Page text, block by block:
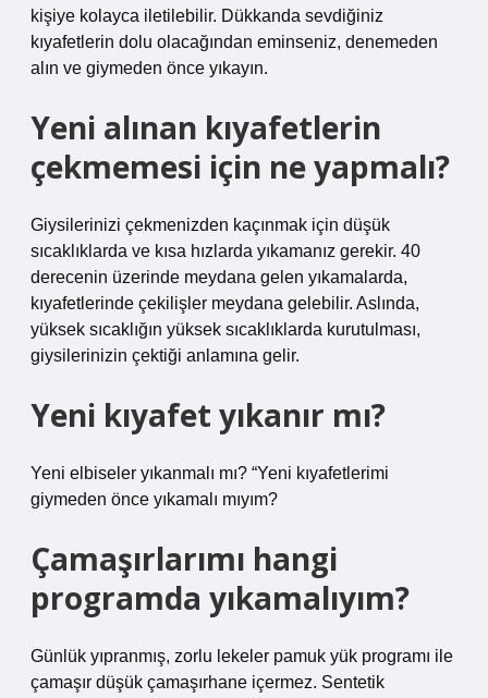
kişiye kolayca iletilebilir. Dükkanda sevdiğiniz
kıyafetlerin dolu olacağından eminseniz, denemeden
alın ve giymeden önce yıkayın.
Yeni alınan kıyafetlerin
çekmemesi için ne yapmalı?
Giysilerinizi çekmenizden kaçınmak için düşük
sıcaklıklarda ve kısa hızlarda yıkamanız gerekir. 40
derecenin üzerinde meydana gelen yıkamalarda,
kıyafetlerinde çekilişler meydana gelebilir. Aslında,
yüksek sıcaklığın yüksek sıcaklıklarda kurutulması,
giysilerinizin çektiği anlamına gelir.
Yeni kıyafet yıkanır mı?
Yeni elbiseler yıkanmalı mı? “Yeni kıyafetlerimi
giymeden önce yıkamalı mıyım?
Çamaşırlarımı hangi
programda yıkamalıyım?
Günlük yıpranmış, zorlu lekeler pamuk yük programı ile
çamaşır düşük çamaşırhane içermez. Sentetik